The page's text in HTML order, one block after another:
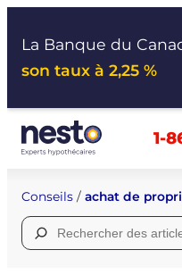
La Banque du
son taux à 2,25 %
1-
Conseils / achat de
Rechercher :